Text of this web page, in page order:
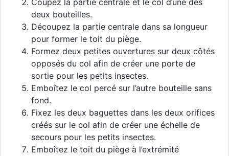
Coupez la partie centrale et le col d’une des
deux bouteilles.
Découpez la partie centrale dans sa longueur
pour former le toit du piège.
Formez deux petites ouvertures sur deux côtés
opposés du col afin de créer une porte de
sortie pour les petits insectes.
Emboîtez le col percé sur l’autre bouteille sans
fond.
Fixez les deux baguettes dans les deux orifices
créés sur le col afin de créer une échelle de
secours pour les petits insectes.
Emboîtez le toit du piège à l’extrémité